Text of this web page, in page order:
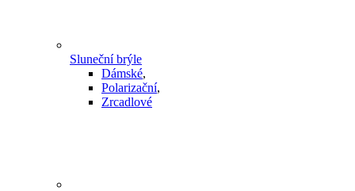
Sluneční brýle
Dámské,
Polarizační,
Zrcadlové